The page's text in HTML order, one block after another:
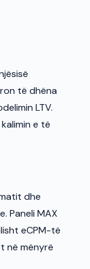
të dhëna
LTV.
e të
dhe
Paneli MAX
eCPM-të
në mënyrë